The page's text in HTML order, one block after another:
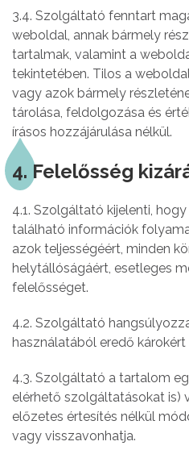
3.4. Szolgáltató fenntart
weboldal, annak bármely
tartalmak, valamint a
tekintetében. Tilos a
vagy azok bármely
tárolása, feldolgozása és
írásos hozzájárulása nélkül.
4. Felelősség
4.1. Szolgáltató kijelenti,
található információk
azok teljességéért, minden
helytállóságáért, esetleges
felelősséget.
4.2. Szolgáltató
használatából eredő
4.3. Szolgáltató a tartalom
elérhető szolgáltatásokat is)
előzetes értesítés nélkül
vagy visszavonhatja.